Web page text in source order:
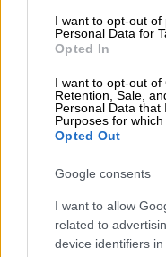
I want to opt-out of
Personal Data for
Opted In
I want to opt-out of
Retention, Sale,
Personal Data that
Purposes for which
Opted Out
Google consents
I want to allow
related to
device identifiers in
«Η επιχείρηση
σημαντική»και
να «πληγούν
να «συλληφθούν
Νωρίτερα
διευκρινίσειό,τι
περισσότερους
μαχητές και
υπόπτους κατά